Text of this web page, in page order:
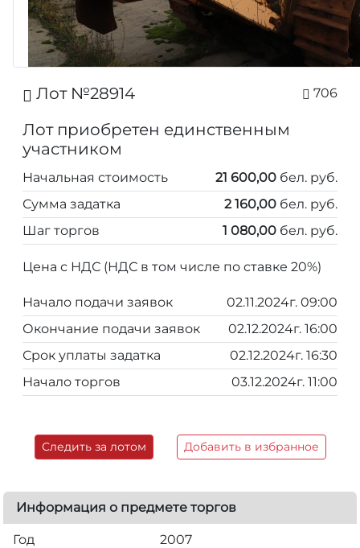
Лот №28914 706
Лот приобретен единственным
участником
Начальная стоимость 21 600,00 бел. руб.
Сумма задатка
2 160,00 бел. руб.
Шаг торгов
1 080,00 бел. руб.
Цена с НДС (НДС в том числе по ставке 20%)
Начало подачи заявок
02.11.2024г. 09:00
Окончание подачи заявок
02.12.2024г. 16:00
Срок уплаты задатка
02.12.2024г. 16:30
Начало торгов
03.12.2024г. 11:00
Следить за лотом Добавить в избранное
Информация о предмете торгов
Год 2007